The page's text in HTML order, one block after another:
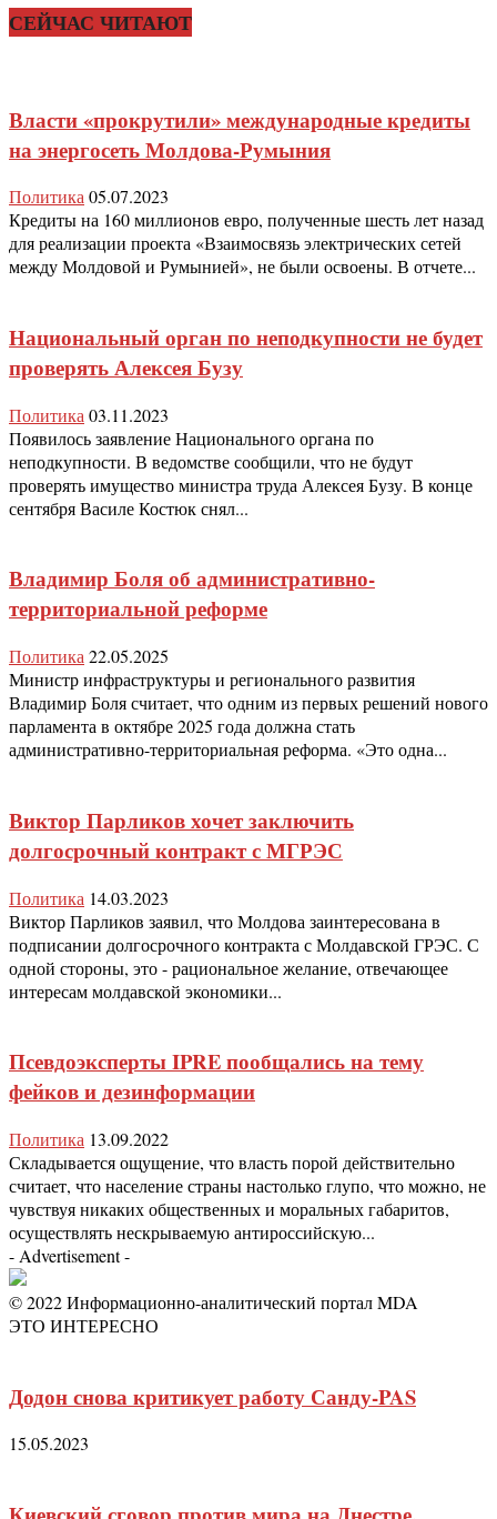
СЕЙЧАС ЧИТАЮТ
Власти «прокрутили» международные кредиты
на энергосеть Молдова-Румыния
Политика05.07.2023
Кредиты на 160 миллионов евро, полученные шесть лет назад
для реализации проекта «Взаимосвязь электрических сетей
между Молдовой и Румынией», не были освоены. В отчете...
Национальный орган по неподкупности не будет
проверять Алексея Бузу
Политика 03.11.2023
Появилось заявление Национального органа по
неподкупности. В ведомстве сообщили, что не будут
проверять имущество министра труда Алексея Бузу. В конце
сентября Василе Костюк снял...
Владимир Боля об административно-
территориальной реформе
Политика 22.05.2025
Министр инфраструктуры и регионального развития
Владимир Боля считает, что одним из первых решений нового
парламента в октябре 2025 года должна стать
административно-территориальная реформа. «Это одна...
Виктор Парликов хочет заключить
долгосрочный контракт с МГРЭС
Политика 14.03.2023
Виктор Парликов заявил, что Молдова заинтересована в
подписании долгосрочного контракта с Молдавской ГРЭС. С
одной стороны, это - рациональное желание, отвечающее
интересам молдавской экономики...
Псевдоэксперты IPRE пообщались на тему
фейков и дезинформации
Политика 13.09.2022
Складывается ощущение, что власть порой действительно
считает, что население страны настолько глупо, что можно, не
чувствуя никаких общественных и моральных габаритов,
осуществлять нескрываемую антироссийскую...
- Advertisement -
© 2022 Информационно-аналитический портал MDA
ЭТО ИНТЕРЕСНО
Додон снова критикует работу Санду-PAS
15.05.2023